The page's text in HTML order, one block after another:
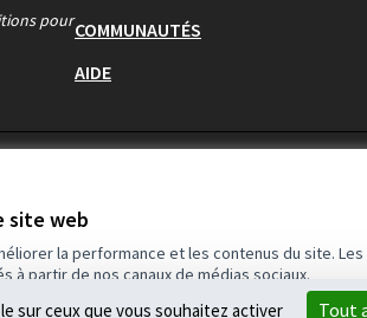
site web
la performance et les contenus du site.
à partir de nos canaux de médias sociaux.
pourCOMMUNAUTÉS
AIDE
sur ceux que vous souhaitez activer Tout